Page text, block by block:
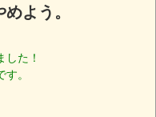
よう。
た！
。